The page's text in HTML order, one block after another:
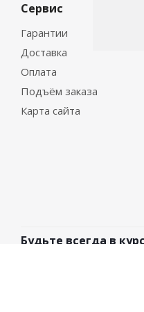
Сервис
Гарантии
Доставка
Оплата
Подъём заказа
Карта сайта
Будьте всегда в